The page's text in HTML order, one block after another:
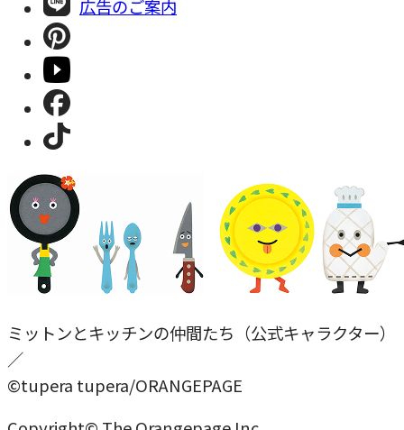
広告のご案内
ミットンとキッチンの仲間たち（公式キャラクター）
／
©tupera tupera/ORANGEPAGE